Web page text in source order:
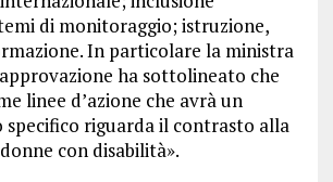
di monitoraggio; istruzione,
In particolare la ministra
ha sottolineato che
linee d’azione che avrà un
riguarda il contrasto alla
con disabilità».